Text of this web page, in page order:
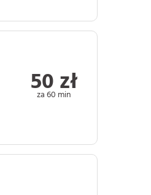
50 zł
za 60 min